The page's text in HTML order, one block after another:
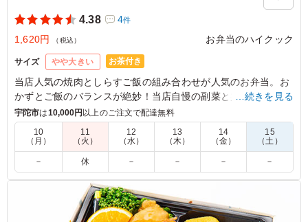
4.38 4件
1,620円 （税込） お弁当のハイクック
サイズ やや大きい お茶付き
当店人気の焼肉としらすご飯の組み合わせが人気のお弁当。お
かずとご飯のバランスが絶妙！当店自慢の副菜と共に、おもて
なしの機会に是非ご利用下さい。
4.5
お肉は、しっかり味付けされていて美味しかったです。
皆、美味しいと喜んでいました
ご利用シーン：従業員とのお昼ごはん
奈良県奈良市あやめ池南2023/02/11
…続きを見る
宇陀市は10,000円以上のご注文で配達無料
10
（月）
11
（火）
12
（水）
13
（木）
14
（金）
15
（土）
－ 休 － － － －